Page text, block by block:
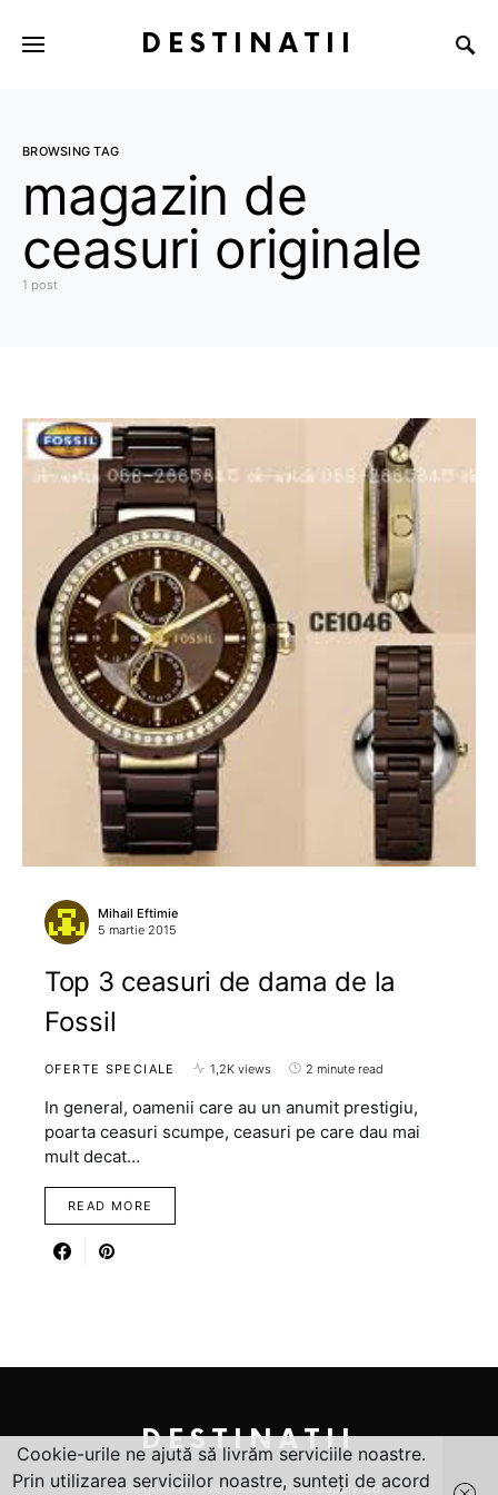
DESTINATII
BROWSING TAG
magazin de
ceasuri originale
1 post
Mihail Eftimie
5 martie 2015
Top 3 ceasuri de dama de la
Fossil
OFERTE SPECIALE 1,2K views 2 minute read
In general, oamenii care au un anumit prestigiu,
poarta ceasuri scumpe, ceasuri pe care dau mai
mult decat…
READ MORE
DESTINATII
Designed & Developed byCode Supply Co.
Cookie-urile ne ajută să livrăm serviciile noastre.
Prin utilizarea serviciilor noastre, sunteți de acord